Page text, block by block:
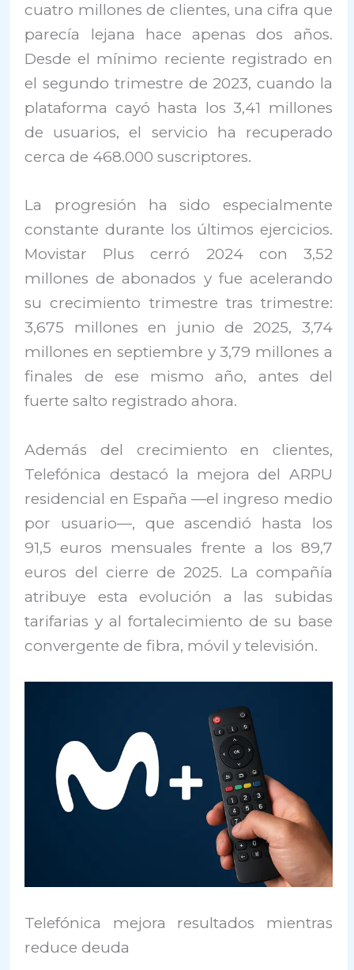
cuatro millones de clientes, una cifra que
parecía lejana hace apenas dos años.
Desde el mínimo reciente registrado en
el segundo trimestre de 2023, cuando la
plataforma cayó hasta los 3,41 millones
de usuarios, el servicio ha recuperado
cerca de 468.000 suscriptores.
La progresión ha sido especialmente
constante durante los últimos ejercicios.
Movistar Plus cerró 2024 con 3,52
millones de abonados y fue acelerando
su crecimiento trimestre tras trimestre:
3,675 millones en junio de 2025, 3,74
millones en septiembre y 3,79 millones a
finales de ese mismo año, antes del
fuerte salto registrado ahora.
Además del crecimiento en clientes,
Telefónica destacó la mejora del ARPU
residencial en España —el ingreso medio
por usuario—, que ascendió hasta los
91,5 euros mensuales frente a los 89,7
euros del cierre de 2025. La compañía
atribuye esta evolución a las subidas
tarifarias y al fortalecimiento de su base
convergente de fibra, móvil y televisión.
Telefónica mejora resultados mientras
reduce deuda